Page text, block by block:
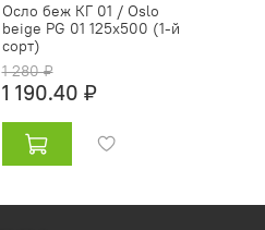
Осло беж КГ 01 / Oslo
beige PG 01 125х500 (1-й
сорт)
1 280 ₽
1 190.40 ₽